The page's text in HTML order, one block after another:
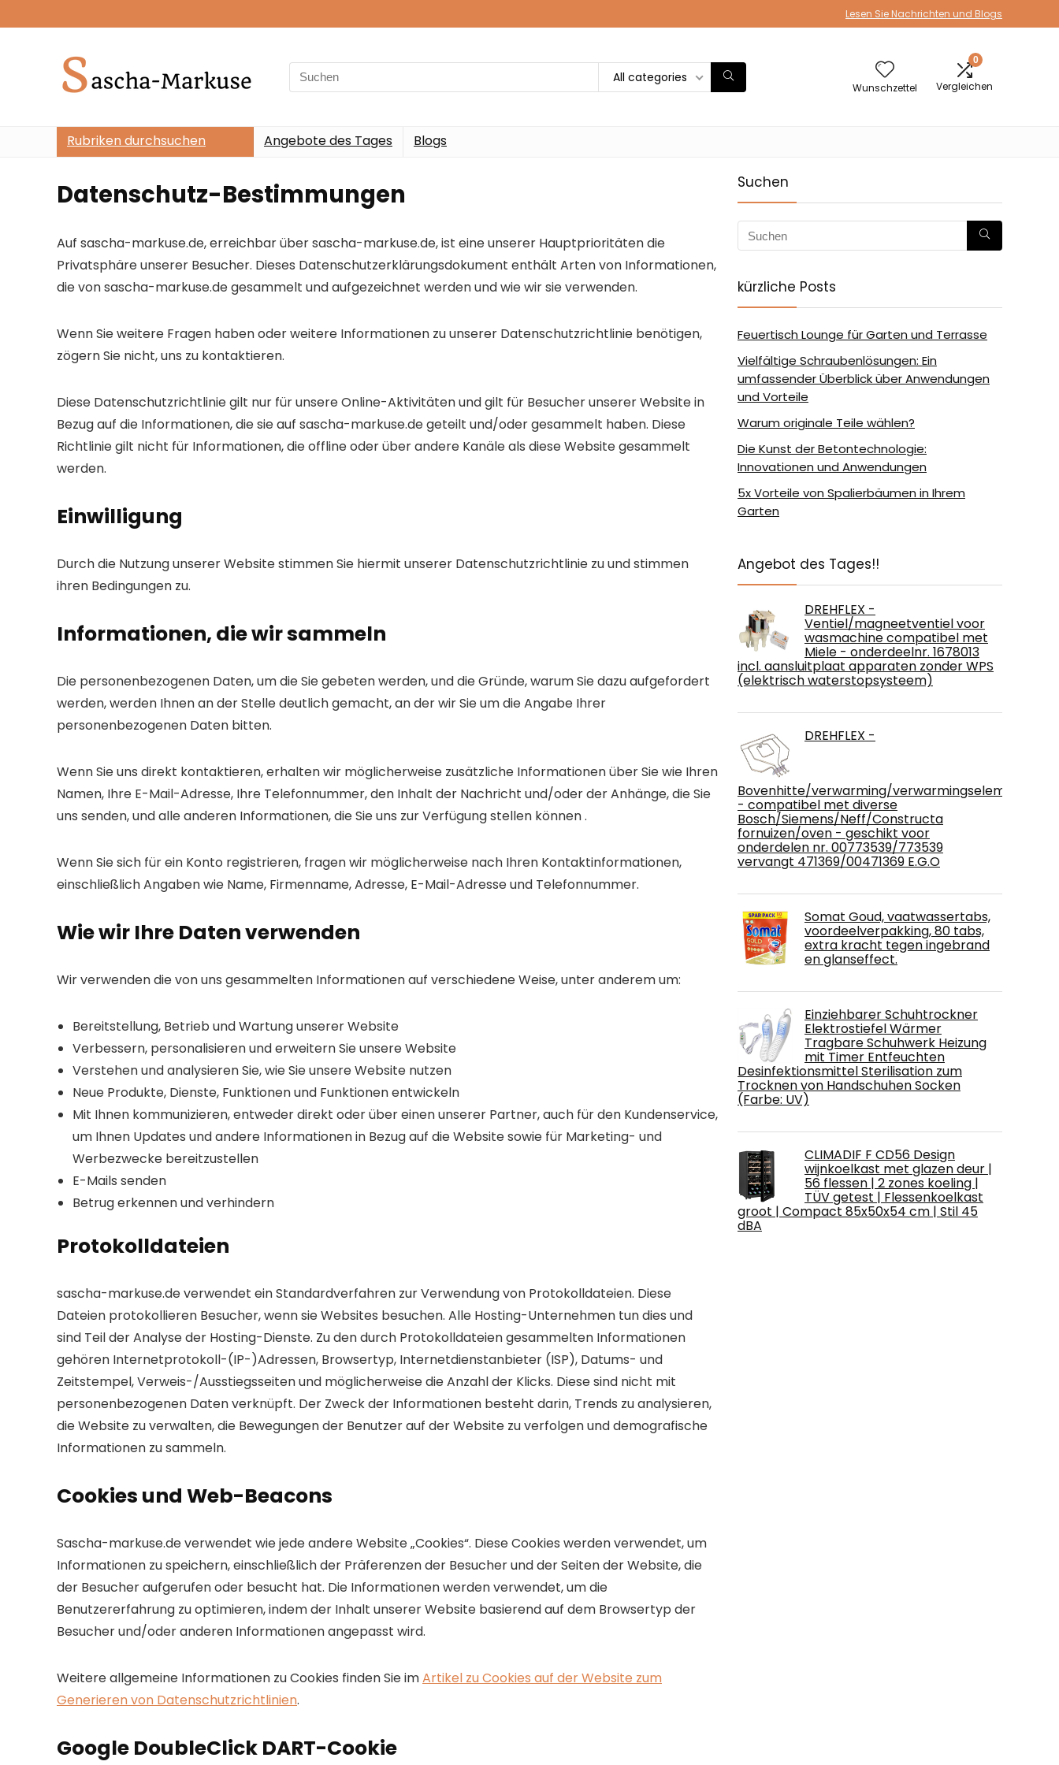
Lesen Sie Nachrichten und Blogs
Search
for:
All categories
Wunschzettel
0
Vergleichen
Rubriken durchsuchen Angebote des Tages Blogs
Datenschutz-Bestimmungen
Auf sascha-markuse.de, erreichbar über sascha-markuse.de, ist eine unserer Hauptprioritäten die
Privatsphäre unserer Besucher. Dieses Datenschutzerklärungsdokument enthält Arten von Informationen,
die von sascha-markuse.de gesammelt und aufgezeichnet werden und wie wir sie verwenden.
Wenn Sie weitere Fragen haben oder weitere Informationen zu unserer Datenschutzrichtlinie benötigen,
zögern Sie nicht, uns zu kontaktieren.
Diese Datenschutzrichtlinie gilt nur für unsere Online-Aktivitäten und gilt für Besucher unserer Website in
Bezug auf die Informationen, die sie auf sascha-markuse.de geteilt und/oder gesammelt haben. Diese
Richtlinie gilt nicht für Informationen, die offline oder über andere Kanäle als diese Website gesammelt
werden.
Einwilligung
Durch die Nutzung unserer Website stimmen Sie hiermit unserer Datenschutzrichtlinie zu und stimmen
ihren Bedingungen zu.
Informationen, die wir sammeln
Die personenbezogenen Daten, um die Sie gebeten werden, und die Gründe, warum Sie dazu aufgefordert
werden, werden Ihnen an der Stelle deutlich gemacht, an der wir Sie um die Angabe Ihrer
personenbezogenen Daten bitten.
Wenn Sie uns direkt kontaktieren, erhalten wir möglicherweise zusätzliche Informationen über Sie wie Ihren
Namen, Ihre E-Mail-Adresse, Ihre Telefonnummer, den Inhalt der Nachricht und/oder der Anhänge, die Sie
uns senden, und alle anderen Informationen, die Sie uns zur Verfügung stellen können .
Wenn Sie sich für ein Konto registrieren, fragen wir möglicherweise nach Ihren Kontaktinformationen,
einschließlich Angaben wie Name, Firmenname, Adresse, E-Mail-Adresse und Telefonnummer.
Wie wir Ihre Daten verwenden
Wir verwenden die von uns gesammelten Informationen auf verschiedene Weise, unter anderem um:
Bereitstellung, Betrieb und Wartung unserer Website
Verbessern, personalisieren und erweitern Sie unsere Website
Verstehen und analysieren Sie, wie Sie unsere Website nutzen
Neue Produkte, Dienste, Funktionen und Funktionen entwickeln
Mit Ihnen kommunizieren, entweder direkt oder über einen unserer Partner, auch für den Kundenservice,
um Ihnen Updates und andere Informationen in Bezug auf die Website sowie für Marketing- und
Werbezwecke bereitzustellen
E-Mails senden
Betrug erkennen und verhindern
Protokolldateien
sascha-markuse.de verwendet ein Standardverfahren zur Verwendung von Protokolldateien. Diese
Dateien protokollieren Besucher, wenn sie Websites besuchen. Alle Hosting-Unternehmen tun dies und
sind Teil der Analyse der Hosting-Dienste. Zu den durch Protokolldateien gesammelten Informationen
gehören Internetprotokoll-(IP-)Adressen, Browsertyp, Internetdienstanbieter (ISP), Datums- und
Zeitstempel, Verweis-/Ausstiegsseiten und möglicherweise die Anzahl der Klicks. Diese sind nicht mit
personenbezogenen Daten verknüpft. Der Zweck der Informationen besteht darin, Trends zu analysieren,
die Website zu verwalten, die Bewegungen der Benutzer auf der Website zu verfolgen und demografische
Informationen zu sammeln.
Cookies und Web-Beacons
Sascha-markuse.de verwendet wie jede andere Website „Cookies“. Diese Cookies werden verwendet, um
Informationen zu speichern, einschließlich der Präferenzen der Besucher und der Seiten der Website, die
der Besucher aufgerufen oder besucht hat. Die Informationen werden verwendet, um die
Benutzererfahrung zu optimieren, indem der Inhalt unserer Website basierend auf dem Browsertyp der
Besucher und/oder anderen Informationen angepasst wird.
Weitere allgemeine Informationen zu Cookies finden Sie imArtikel zu Cookies auf der Website zum
Generieren von Datenschutzrichtlinien.
Google DoubleClick DART-Cookie
Suchen
kürzliche Posts
Feuertisch Lounge für Garten und Terrasse
Vielfältige Schraubenlösungen: Ein
umfassender Überblick über Anwendungen
und Vorteile
Warum originale Teile wählen?
Die Kunst der Betontechnologie:
Innovationen und Anwendungen
5x Vorteile von Spalierbäumen in Ihrem
Garten
Angebot des Tages!!
DREHFLEX -
Ventiel/magneetventiel voor
wasmachine compatibel met
Miele - onderdeelnr. 1678013
incl. aansluitplaat apparaten zonder WPS
(elektrisch waterstopsysteem)
DREHFLEX -
Bovenhitte/verwarming/verwarmingselement
- compatibel met diverse
Bosch/Siemens/Neff/Constructa
fornuizen/oven - geschikt voor
onderdelen nr. 00773539/773539
vervangt 471369/00471369 E.G.O
Somat Goud, vaatwassertabs,
voordeelverpakking, 80 tabs,
extra kracht tegen ingebrand
en glanseffect.
Einziehbarer Schuhtrockner
Elektrostiefel Wärmer
Tragbare Schuhwerk Heizung
mit Timer Entfeuchten
Desinfektionsmittel Sterilisation zum
Trocknen von Handschuhen Socken
(Farbe: UV)
CLIMADIF F CD56 Design
wijnkoelkast met glazen deur |
56 flessen | 2 zones koeling |
TÜV getest | Flessenkoelkast
groot | Compact 85x50x54 cm | Stil 45
dBA